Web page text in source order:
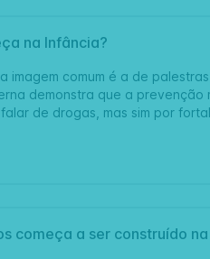
na Infância?
imagem comum é a de
demonstra que a prevenção
de drogas, mas sim por
começa a ser construído